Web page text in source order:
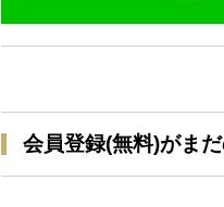
会員登録(無料)がま